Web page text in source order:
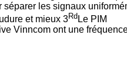
séparer les signaux
et mieux 3Rd Le PIM
Vinncom ont une